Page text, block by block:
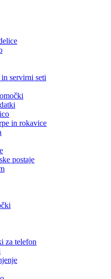
servirni seti
in rokavice
postaje
za telefon